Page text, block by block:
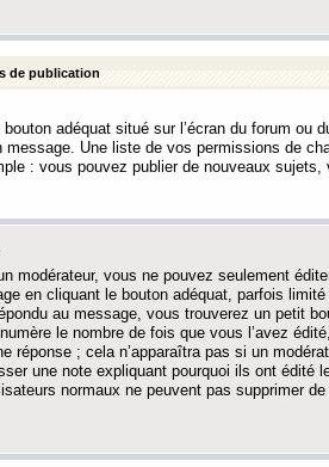
de publication
adéquat situé sur l’écran du forum ou
Une liste de vos permissions de
: vous pouvez publier de nouveaux sujets,
modérateur, vous ne pouvez seulement
en cliquant le bouton adéquat, parfois
au message, vous trouverez un petit
le nombre de fois que vous l’avez
réponse ; cela n’apparaîtra pas si un
une note expliquant pourquoi ils ont édité
normaux ne peuvent pas supprimer